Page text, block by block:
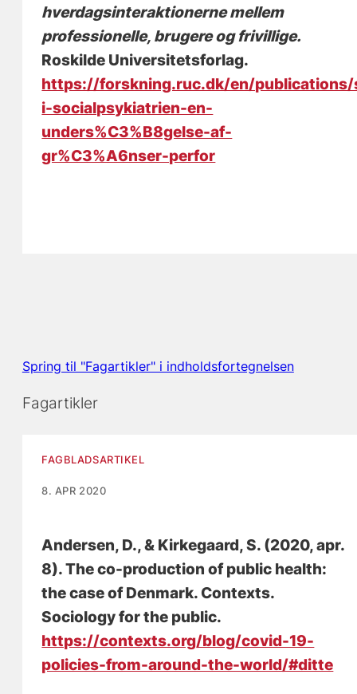
hverdagsinteraktionerne mellem
professionelle, brugere og frivillige.
Roskilde Universitetsforlag.
https://forskning.ruc.dk/en/publications/
i-socialpsykiatrien-en-
unders%C3%B8gelse-af-
gr%C3%A6nser-perfor
Spring til "Fagartikler" i indholdsfortegnelsen
Fagartikler
FAGBLADSARTIKEL
8. APR 2020
Andersen, D., & Kirkegaard, S. (2020, apr.
8).The co-production of public health:
the case of Denmark. Contexts.
Sociology for the public.
https://contexts.org/blog/covid-19-
policies-from-around-the-world/#ditte